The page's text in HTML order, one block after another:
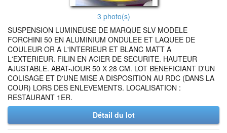
3 photo(s)
SUSPENSION LUMINEUSE DE MARQUE SLV MODELE
FORCHINI 50 EN ALUMINIUM ONDULEE ET LAQUEE DE
COULEUR OR A L'INTERIEUR ET BLANC MATT A
L'EXTERIEUR. FILIN EN ACIER DE SECURITE. HAUTEUR
AJUSTABLE. ABAT-JOUR 50 X 28 CM. LOT BENEFICIANT D'UN
COLISAGE ET D'UNE MISE A DISPOSITION AU RDC (DANS LA
COUR) LORS DES ENLEVEMENTS. LOCALISATION :
RESTAURANT 1ER.
Détail du lot